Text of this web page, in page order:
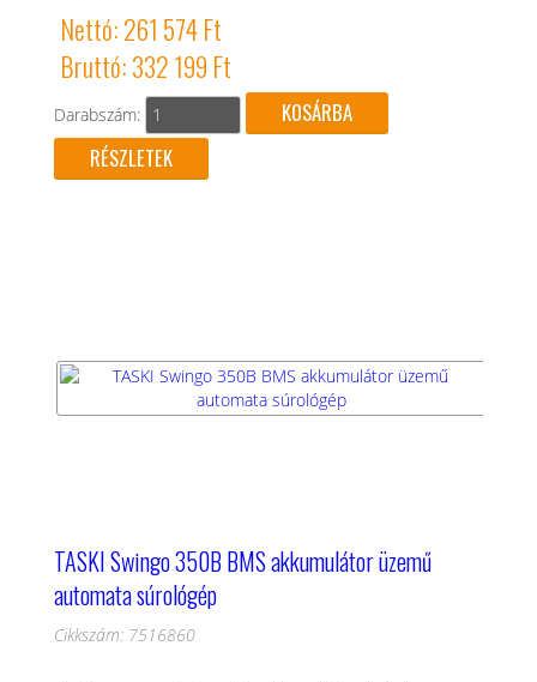
Nettó: 261 574 Ft
Bruttó: 332 199 Ft
Darabszám:
RÉSZLETEK
TASKI Swingo 350B BMS akkumulátor üzemű
automata súrológép
Cikkszám: 7516860